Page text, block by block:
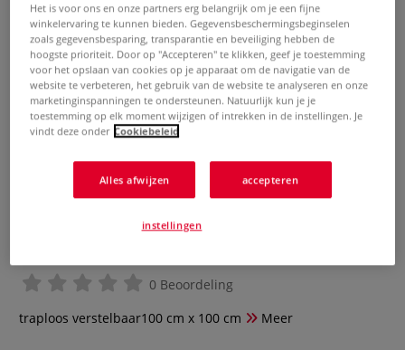
0 Beoordeling
traploos verstelbaar100 cm x 100 cm
Meer
Het is voor ons en onze partners erg belangrijk om je een fijne
winkelervaring te kunnen bieden. Gegevensbeschermingsbeginselen
zoals gegevensbesparing, transparantie en beveiliging hebben de
hoogste prioriteit. Door op "Accepteren" te klikken, geef je toestemming
voor het opslaan van cookies op je apparaat om de navigatie van de
website te verbeteren, het gebruik van de website te analyseren en onze
marketinginspanningen te ondersteunen. Natuurlijk kun je je
toestemming op elk moment wijzigen of intrekken in de instellingen. Je
vindt deze onder Cookiebeleid
Alles afwijzen accepteren
instellingen